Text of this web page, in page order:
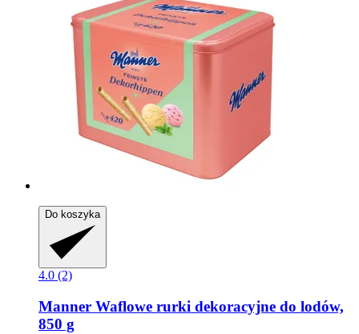
Do koszyka
4.0 (2)
Manner Waflowe rurki dekoracyjne do lodów,
850 g